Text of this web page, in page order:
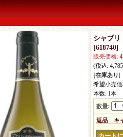
シャブリ
[618740]
販売価格:
(税込:
[在庫あり]
希望小売
本数: 1本
数量:
返品 キ